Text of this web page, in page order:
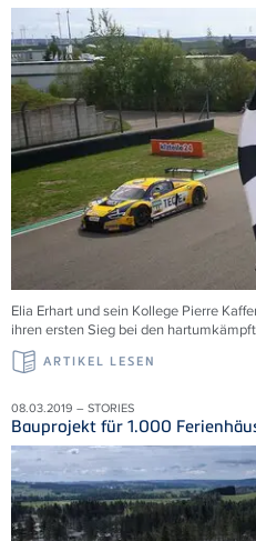
Elia Erhart und sein Kollege Pierre
ihren ersten Sieg bei den
ARTIKEL LESEN
08.03.2019 – STORIES
Bauprojekt für 1.000